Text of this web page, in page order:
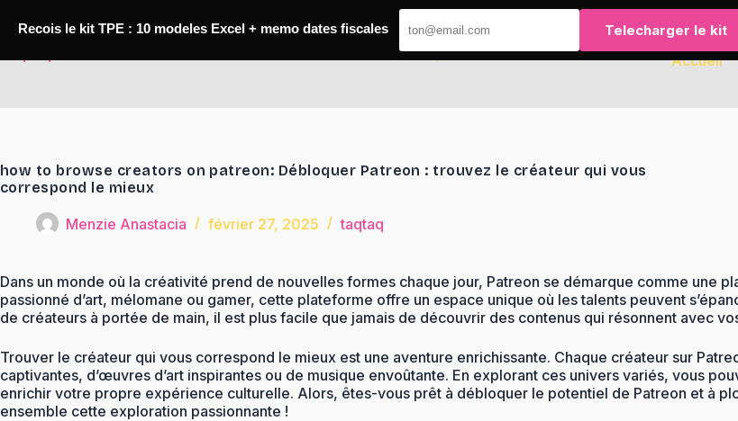
Accueil
how to browse creators on patreon: Débloquer Patreon : trouvez le créateur qui vous
correspond le mieux
Menzie Anastacia février 27, 2025 taqtaq
Dans un monde où la créativité prend de nouvelles formes chaque jour, Patreon se démarque comme une
passionné d’art, mélomane ou gamer, cette plateforme offre un espace unique où les talents peuvent
de créateurs à portée de main, il est plus facile que jamais de découvrir des contenus qui résonnent avec
Trouver le créateur qui vous correspond le mieux est une aventure enrichissante. Chaque créateur sur
captivantes, d’œuvres d’art inspirantes ou de musique envoûtante. En explorant ces univers variés, vous
enrichir votre propre expérience culturelle. Alors, êtes-vous prêt à débloquer le potentiel de Patreon et à
ensemble cette exploration passionnante !
Recois le kit TPE : 10 modeles Excel + memo dates fiscales Telecharger le kit